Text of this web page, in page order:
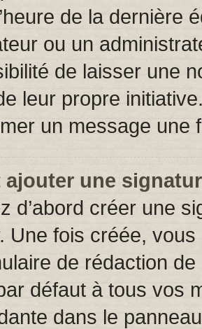
de la dernière
ou un
de laisser une
leur propre
un message une
ajouter une
d’abord créer une
Une fois créée,
de rédaction
défaut à tous vos
dans le